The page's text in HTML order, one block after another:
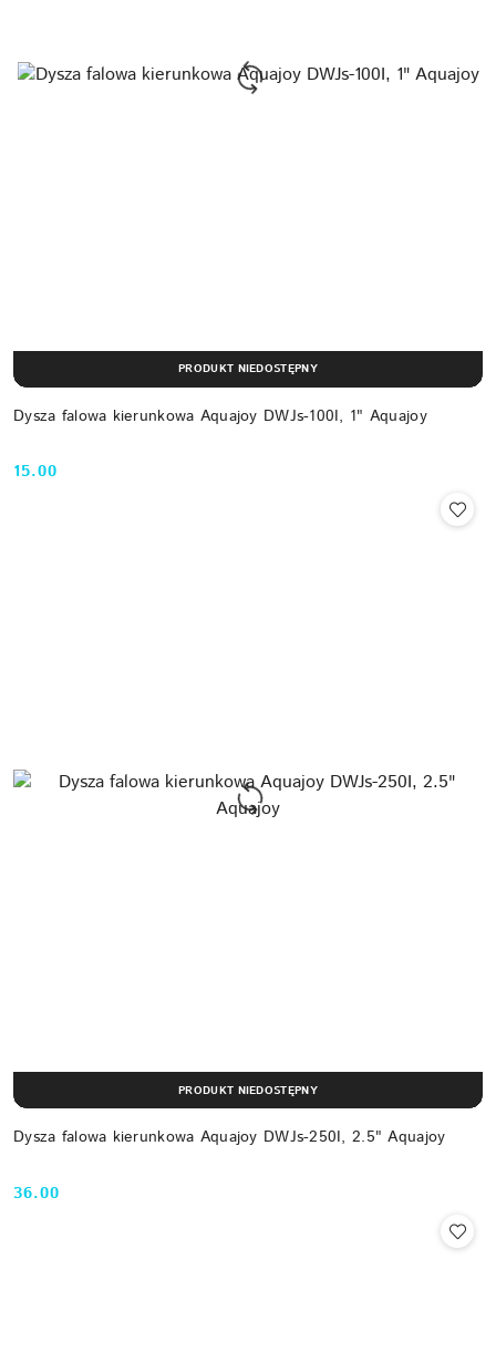
Dysza falowa kierunkowa Aquajoy DWJs-100I, 1" Aquajoy
Cena:
15.00
PRODUKT NIEDOSTĘPNY
Dysza falowa kierunkowa Aquajoy DWJs-250I, 2.5" Aquajoy
Cena:
36.00
PRODUKT NIEDOSTĘPNY